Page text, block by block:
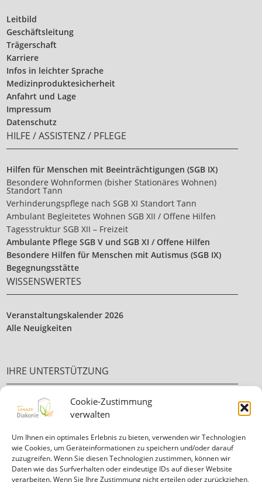
Cookie-Zustimmung
verwalten
Um Ihnen ein optimales Erlebnis zu bieten, verwenden wir Technologien
wie Cookies, um Geräteinformationen zu speichern und/oder darauf
zuzugreifen. Wenn Sie diesen Technologien zustimmen, können wir
Daten wie das Surfverhalten oder eindeutige IDs auf dieser Website
verarbeiten. Wenn Sie Ihre Zustimmung nicht erteilen oder zurückziehen,
Leitbild
Geschäftsleitung
Trägerschaft
Karriere
Infos in leichter Sprache
Medizinproduktesicherheit
Anfahrt und Lage
Impressum
Datenschutz
HILFE / ASSISTENZ / PFLEGE
Hilfen für Menschen mit Beeinträchtigungen (SGB IX)
Besondere Wohnformen (bisher Stationäres Wohnen)
Standort Tann
Verhinderungspflege nach SGB XI Standort Tann
Ambulant Begleitetes Wohnen SGB XII / Offene Hilfen
Tagesstruktur SGB XII – Freizeit
Ambulante Pflege SGB V und SGB XI / Offene Hilfen
Besondere Hilfen für Menschen mit Autismus (SGB IX)
Begegnungsstätte
WISSENSWERTES
Veranstaltungskalender 2026
Alle Neuigkeiten
IHRE UNTERSTÜTZUNG
Ehrenamt
Ihre Spende